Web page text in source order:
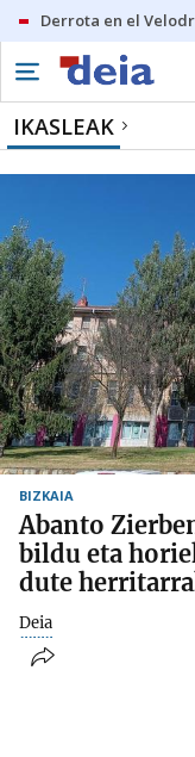
Derrota en el
IKASLEAK
BIZKAIA
Abanto
bildu eta
dute
Deia